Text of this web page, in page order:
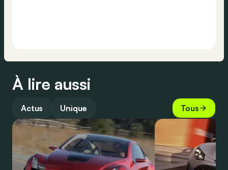
À lire aussi
Actus Unique Tous